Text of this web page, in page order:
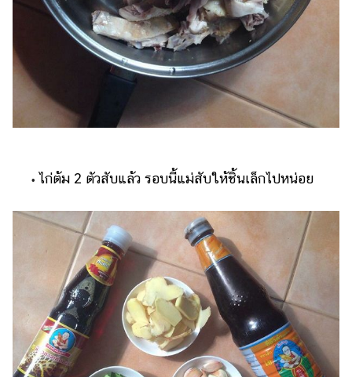
• ไก่ต้ม 2 ตัวสับแล้ว รอบนี้แม่สับให้ชิ้นเล็กไปหน่อย